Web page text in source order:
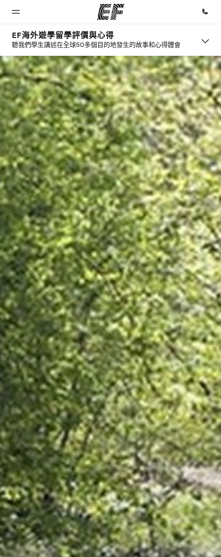
首頁
歡迎來到EF
課程
查看所有EF
提供的課程
辦公室
查找您附近
的辦公室
關於我
們
公司資訊
徵才
加入我們
EF海外遊學留學評價與心得
聽我們學生講述在全球50多個目的地發生的故事和心得體會